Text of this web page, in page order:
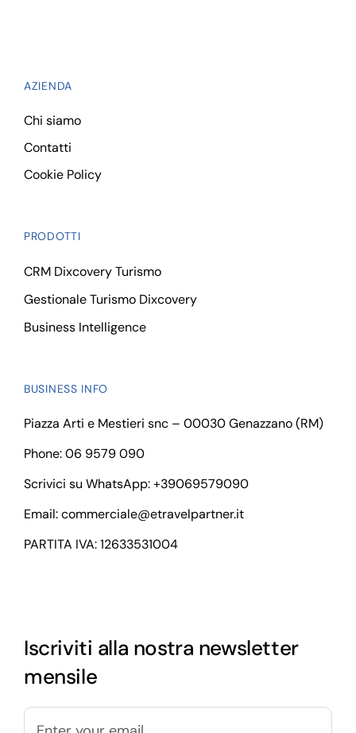
AZIENDA
Chi siamo
Contatti
Cookie Policy
PRODOTTI
CRM Dixcovery Turismo
Gestionale Turismo Dixcovery
Business Intelligence
BUSINESS INFO
Piazza Arti e Mestieri snc – 00030 Genazzano (RM)
Phone: 06 9579 090
Scrivici su WhatsApp:+39069579090
Email:commerciale@etravelpartner.it
PARTITA IVA: 12633531004
Iscriviti alla nostra newsletter
mensile